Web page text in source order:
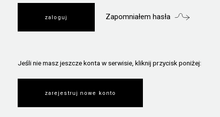
Zapomniałem hasła
Jeśli nie masz jeszcze konta w serwisie, kliknij przycisk poniżej:
zarejestruj nowe konto